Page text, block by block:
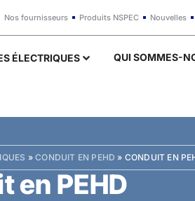
Nos fournisseurs Produits NSPEC Nouvelles
ÉLECTRIQUES QUI SOMMES-
»CONDUIT EN PEHD » CONDUIT EN
en PEHD